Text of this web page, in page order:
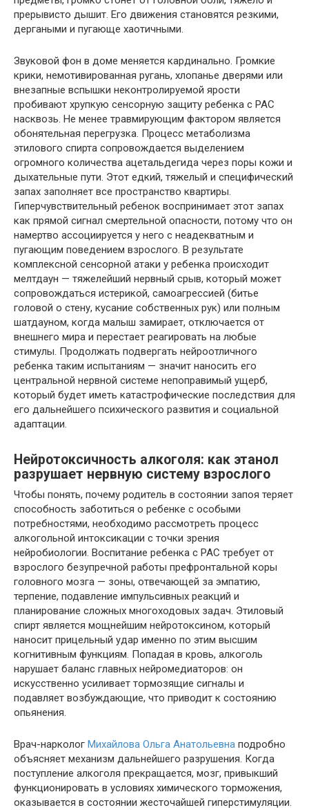
прерывисто дышит. Его движения становятся резкими,
дергаными и пугающе хаотичными.
Звуковой фон в доме меняется кардинально. Громкие
крики, немотивированная ругань, хлопанье дверями или
внезапные вспышки неконтролируемой ярости
пробивают хрупкую сенсорную защиту ребенка с РАС
насквозь. Не менее травмирующим фактором является
обонятельная перегрузка. Процесс метаболизма
этилового спирта сопровождается выделением
огромного количества ацетальдегида через поры кожи и
дыхательные пути. Этот едкий, тяжелый и специфический
запах заполняет все пространство квартиры.
Гиперчувствительный ребенок воспринимает этот запах
как прямой сигнал смертельной опасности, потому что он
намертво ассоциируется у него с неадекватным и
пугающим поведением взрослого. В результате
комплексной сенсорной атаки у ребенка происходит
мелтдаун — тяжелейший нервный срыв, который может
сопровождаться истерикой, самоагрессией (битье
головой о стену, кусание собственных рук) или полным
шатдауном, когда малыш замирает, отключается от
внешнего мира и перестает реагировать на любые
стимулы. Продолжать подвергать нейроотличного
ребенка таким испытаниям — значит наносить его
центральной нервной системе непоправимый ущерб,
который будет иметь катастрофические последствия для
его дальнейшего психического развития и социальной
адаптации.
Нейротоксичность алкоголя: как этанол
разрушает нервную систему взрослого
Чтобы понять, почему родитель в состоянии запоя теряет
способность заботиться о ребенке с особыми
потребностями, необходимо рассмотреть процесс
алкогольной интоксикации с точки зрения
нейробиологии. Воспитание ребенка с РАС требует от
взрослого безупречной работы префронтальной коры
головного мозга — зоны, отвечающей за эмпатию,
терпение, подавление импульсивных реакций и
планирование сложных многоходовых задач. Этиловый
спирт является мощнейшим нейротоксином, который
наносит прицельный удар именно по этим высшим
когнитивным функциям. Попадая в кровь, алкоголь
нарушает баланс главных нейромедиаторов: он
искусственно усиливает тормозящие сигналы и
подавляет возбуждающие, что приводит к состоянию
опьянения.
Врач-нарколог Михайлова Ольга Анатольевна подробно
объясняет механизм дальнейшего разрушения. Когда
поступление алкоголя прекращается, мозг, привыкший
функционировать в условиях химического торможения,
оказывается в состоянии жесточайшей гиперстимуляции.